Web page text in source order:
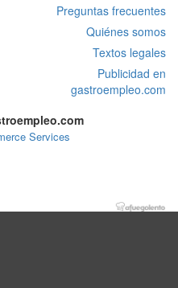
Preguntas frecuentes
Quiénes somos
Textos legales
Publicidad en
gastroempleo.com
Services